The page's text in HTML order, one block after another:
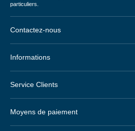
particuliers.
Contactez-nous
Informations
Service Clients
Moyens de paiement